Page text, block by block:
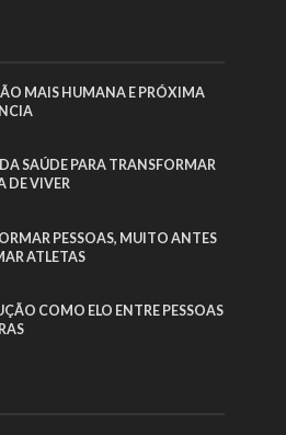
MAIS HUMANA E PRÓXIMA
SAÚDE PARA TRANSFORMAR
DE VIVER
PESSOAS, MUITO ANTES
ATLETAS
COMO ELO ENTRE PESSOAS